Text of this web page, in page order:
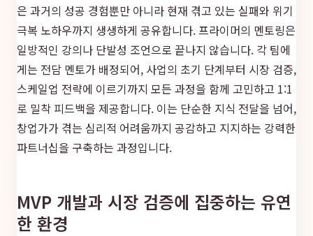
은 과거의 성공 경험뿐만 아니라 현재 겪고 있는 실패와 위기
극복 노하우까지 생생하게 공유합니다. 프라이머의 멘토링은
일방적인 강의나 단발성 조언으로 끝나지 않습니다. 각 팀에
게는 전담 멘토가 배정되어, 사업의 초기 단계부터 시장 검증,
스케일업 전략에 이르기까지 모든 과정을 함께 고민하고 1:1
로 밀착 피드백을 제공합니다. 이는 단순한 지식 전달을 넘어,
창업가가 겪는 심리적 어려움까지 공감하고 지지하는 강력한
파트너십을 구축하는 과정입니다.
MVP 개발과 시장 검증에 집중하는 유연
한 환경